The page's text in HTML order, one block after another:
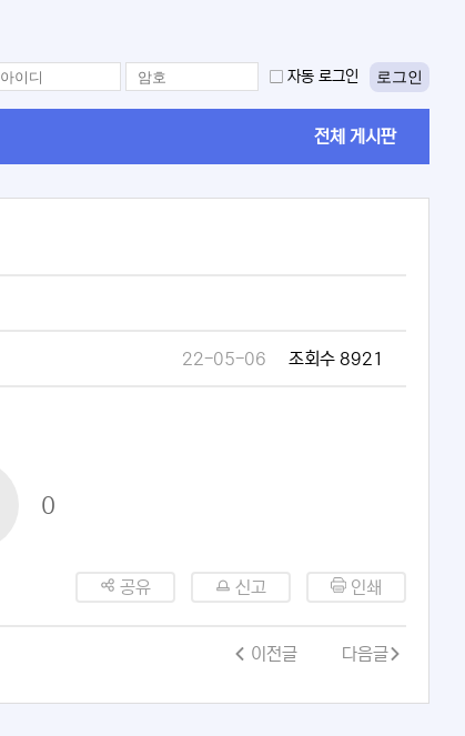
자동 로그인 로그인
전체 게시판
22-05-06 조회수 8921
0
공유 신고 인쇄
이전글 다음글